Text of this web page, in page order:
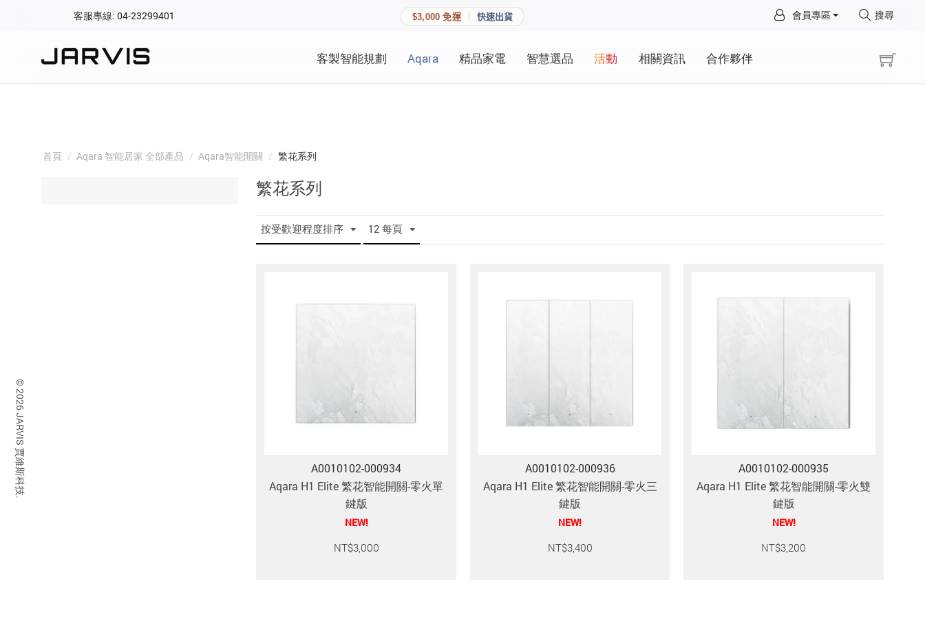
客服專線: 04-23299401 $3,000 免運 快速出貨 會員專區 搜尋
客製智能規劃 Aqara 精品家電 智慧選品 活動 相關資訊 合作夥伴
首頁 / Aqara 智能居家 全部產品 / Aqara智能開關 / 繁花系列
繁花系列
按受歡迎程度排序 12 每頁
A0010102-000934
Aqara H1 Elite 繁花智能開關-零火單
鍵版
NEW!
NT$3,000
A0010102-000936
Aqara H1 Elite 繁花智能開關-零火三
鍵版
NEW!
NT$3,400
A0010102-000935
Aqara H1 Elite 繁花智能開關-零火雙
鍵版
NEW!
NT$3,200
© 2026 JARVIS 賈維斯科技.
×
精品家電
登入會員